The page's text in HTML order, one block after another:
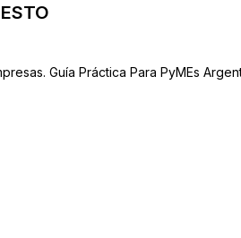
Guía Práctica Para PyMEs